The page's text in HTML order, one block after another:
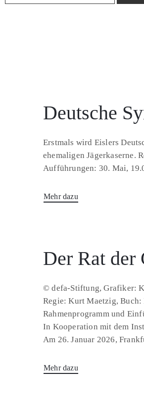
Deutsche
Erstmals wird Eislers
ehemaligen Jägerkaserne.
Aufführungen: 30. Mai,
Mehr dazu
Der Rat der
© defa-Stiftung, Grafiker:
Regie: Kurt Maetzig,
Rahmenprogramm und
In Kooperation mit dem
Am 26. Januar 2026,
Mehr dazu